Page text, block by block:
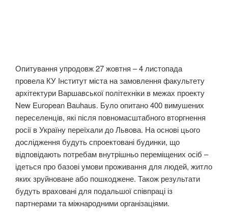
Опитування упродовж 27 жовтня – 4 листопада
провела КУ Інститут міста на замовлення факультету
архітектури Варшавської політехніки в межах проекту
New European Bauhaus. Було опитано 400 вимушених
переселенців, які після повномасштабного вторгнення
росії в Україну переїхали до Львова. На основі цього
дослідження будуть спроектовані будинки, що
відповідають потребам внутрішньо переміщених осіб –
ідеться про базові умови проживання для людей, житло
яких зруйноване або пошкоджене. Також результати
будуть враховані для подальшої співпраці із
партнерами та міжнародними організаціями.